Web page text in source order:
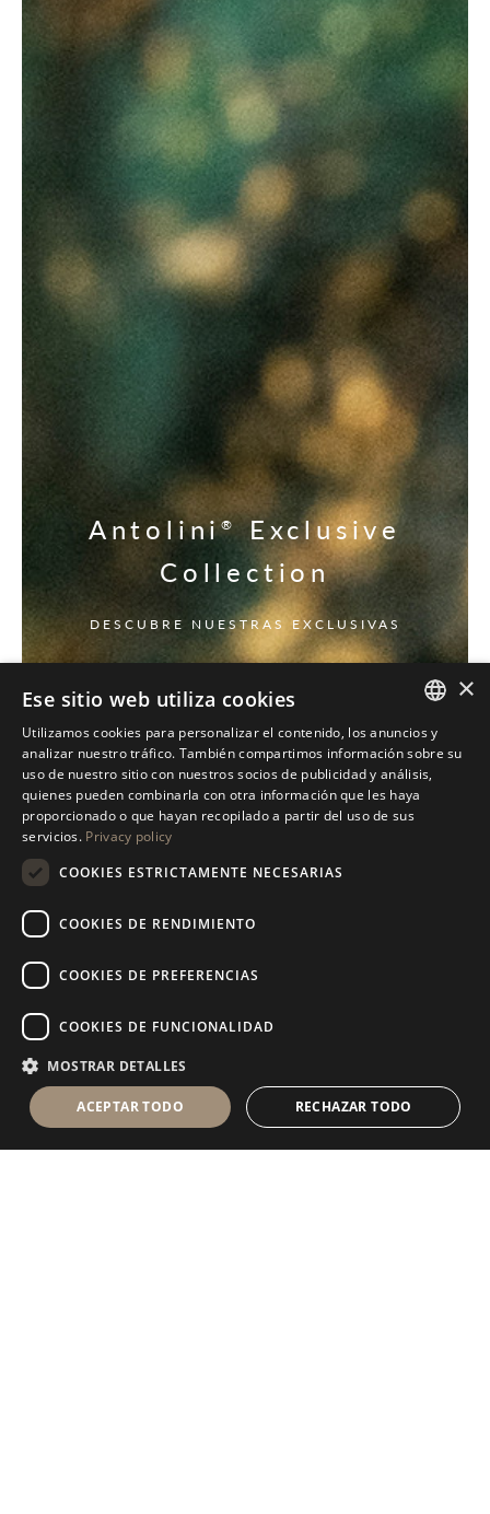
Antolini® Exclusive
Collection
DESCUBRE NUESTRAS EXCLUSIVAS
ITALIAN
ENGLISH
SPANISH
×
Ese sitio web utiliza cookies
Utilizamos cookies para personalizar el contenido, los anuncios y
analizar nuestro tráfico. También compartimos información sobre su
uso de nuestro sitio con nuestros socios de publicidad y análisis,
quienes pueden combinarla con otra información que les haya
proporcionado o que hayan recopilado a partir del uso de sus
servicios. Privacy policy
COOKIES ESTRICTAMENTE NECESARIAS
COOKIES DE RENDIMIENTO
COOKIES DE PREFERENCIAS
COOKIES DE FUNCIONALIDAD
MOSTRAR DETALLES
ACEPTAR TODO RECHAZAR TODO